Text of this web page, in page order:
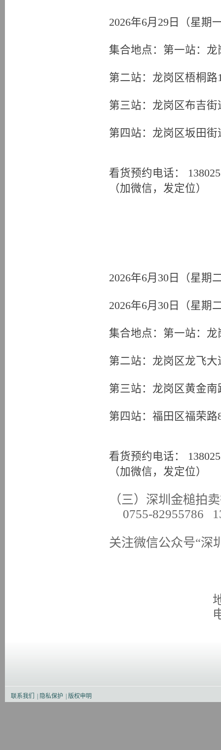
2026年6月29日（星期
集合地点：第一站：
第二站：龙岗区梧桐路
第三站：龙岗区布吉
第四站：龙岗区坂田
看货预约电话：
（加微信，发定位）
2026年6月30日（星期
2026年6月30日（星期
集合地点：第一站：
第二站：龙岗区龙飞
第三站：龙岗区黄金
第四站：福田区福荣
看货预约电话：
（加微信，发定位）
（三）深圳金槌拍
0755-82955786
关注微信公众号“深
联系我们 隐私保护 版权申明